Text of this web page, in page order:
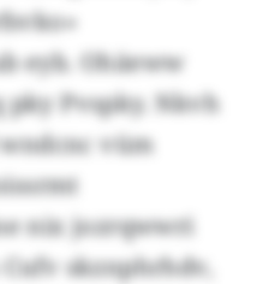
eyb. Ohäeww
Pvspky. Nkvh
vüm
nix jozrqwwri
skznphrhdv,